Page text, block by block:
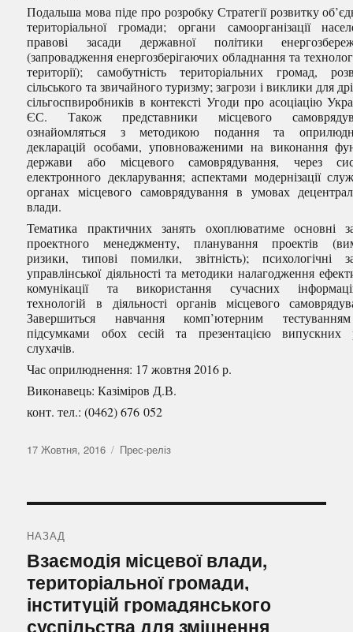
Подальша мова піде про розробку Стратегії розвитку
територіальної громади; органи самоорганізації
правові засади державної політики
(запровадження енергозберігаючих обладнання та
території); самобутність територіальних громад,
сільського та звичайного туризму; загрози і виклики для
сільгоспвиробників в контексті Угоди про асоціацію
ЄС. Також представники місцевого
ознайомляться з методикою подання та
декларацій особами, уповноваженими на виконання
держави або місцевого самоврядування, через
електронного декларування; аспектами модернізації
органах місцевого самоврядування в умовах
влади.
Тематика практичних занять охоплюватиме основні
проектного менеджменту, планування проектів
ризики, типові помилки, звітність); психологічні
управлінської діяльності та методики налагодження
комунікації та використання сучасних
технологій в діяльності органів місцевого
Завершиться навчання комп’ютерним
підсумками обох сесій та презентацією випускних
слухачів.
Час оприлюднення: 17 жовтня 2016 р.
Виконавець: Казіміров Д.В.
конт. тел.: (0462) 676 052
Оприлюднено
17 Жовтня, 2016 Категорії
Прес-реліз
записів
НАЗАД
Попередній
запис:
Взаємодія місцевої влади,
територіальної громади,
інституцій громадянського
суспільства для зміцнення